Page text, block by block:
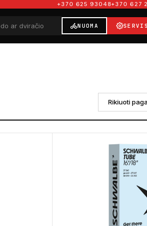
+370 625 93048+370 627
NUOMA